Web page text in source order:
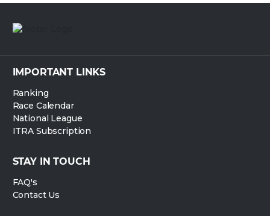
IMPORTANT LINKS
Ranking
Race Calendar
National League
ITRA Subscription
STAY IN TOUCH
FAQ's
Contact Us